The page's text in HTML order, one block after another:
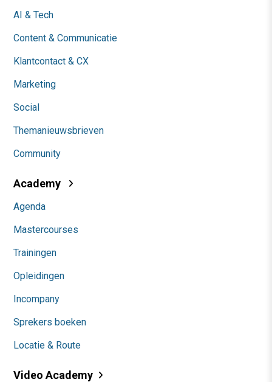
AI & Tech
Content & Communicatie
Klantcontact & CX
Marketing
Social
Themanieuwsbrieven
Community
Academy
Agenda
Mastercourses
Trainingen
Opleidingen
Incompany
Sprekers boeken
Locatie & Route
Video Academy